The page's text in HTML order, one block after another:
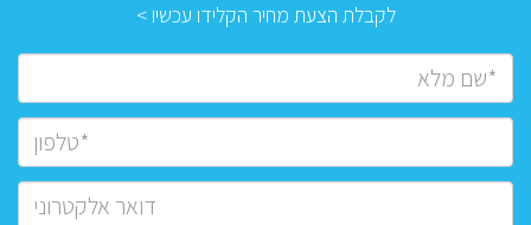
לקבלת הצעת מחיר הקלידו עכשיו >